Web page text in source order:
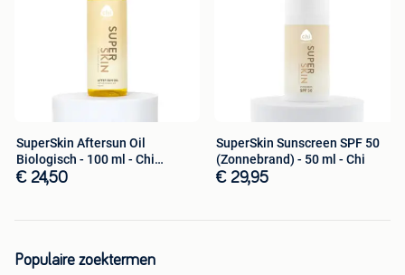
SuperSkin Aftersun Oil
Biologisch - 100 ml - Chi
Natural
€ 24,50
SuperSkin Sunscreen SPF 50
(Zonnebrand) - 50 ml - Chi
€ 29,95
Populaire zoektermen